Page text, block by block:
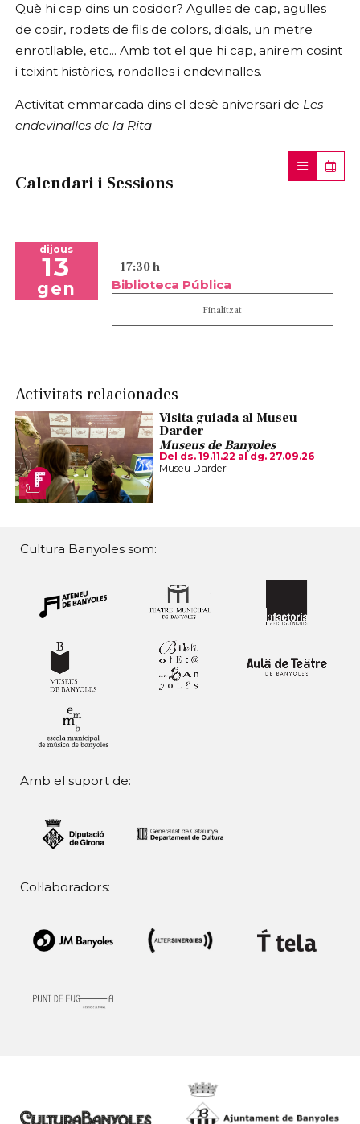
Què hi cap dins un cosidor? Agulles de cap, agulles
de cosir, rodets de fils de colors, didals, un metre
enrotllable, etc... Amb tot el que hi cap, anirem cosint
i teixint històries, rondalles i endevinalles.
Activitat emmarcada dins el desè aniversari de Les
endevinalles de la Rita
Calendari i Sessions
dijous
13
gen
17:30 h
Biblioteca Pública
Finalitzat
Activitats relacionades
Visita guiada al Museu
Darder
Museus de Banyoles
Del ds. 19.11.22 al dg. 27.09.26
Museu Darder
Cultura Banyoles som:
Amb el suport de:
Col·laboradors: